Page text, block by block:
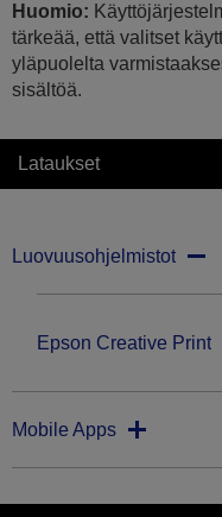
Huomio:
tärkeää, että valitset
yläpuolelta
sisältöä.
Lataukset
Luovuusohjelmistot
Epson Creative Print
Mobile Apps